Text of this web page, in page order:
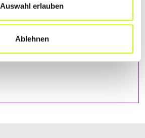
Auswahl erlauben
Ablehnen